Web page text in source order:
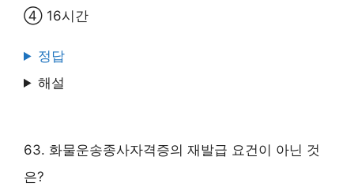
④ 16시간
정답
해설
63. 화물운송종사자격증의 재발급 요건이 아닌 것
은?